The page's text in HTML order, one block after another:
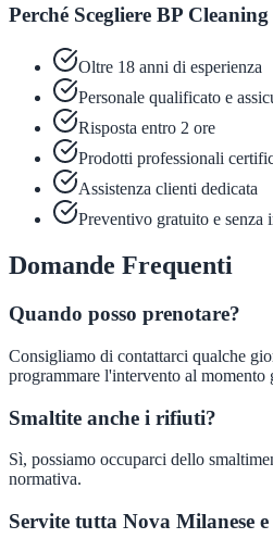
Perché Scegliere BP Cleaning
Oltre 18 anni di esperienza
Personale qualificato e
Risposta entro 2 ore
Prodotti professionali
Assistenza clienti dedicata
Preventivo gratuito e senza
Domande Frequenti
Quando posso prenotare?
Consigliamo di contattarci qualche
programmare l'intervento al momento
Smaltite anche i rifiuti?
Sì, possiamo occuparci dello
normativa.
Servite tutta Nova Milanese